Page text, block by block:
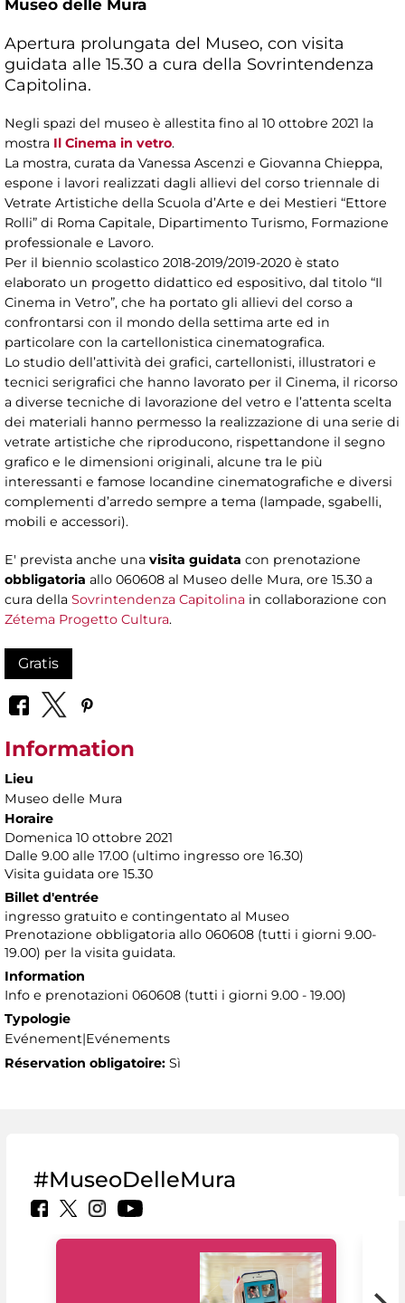
Museo delle Mura
Apertura prolungata del Museo, con visita
guidata alle 15.30 a cura della Sovrintendenza
Capitolina.
Negli spazi del museo è allestita fino al 10 ottobre 2021 la
mostra Il Cinema in vetro.
La mostra, curata da Vanessa Ascenzi e Giovanna Chieppa,
espone i lavori realizzati dagli allievi del corso triennale di
Vetrate Artistiche della Scuola d’Arte e dei Mestieri “Ettore
Rolli” di Roma Capitale, Dipartimento Turismo, Formazione
professionale e Lavoro.
Per il biennio scolastico 2018-2019/2019-2020 è stato
elaborato un progetto didattico ed espositivo, dal titolo “Il
Cinema in Vetro”, che ha portato gli allievi del corso a
confrontarsi con il mondo della settima arte ed in
particolare con la cartellonistica cinematografica.
Lo studio dell’attività dei grafici, cartellonisti, illustratori e
tecnici serigrafici che hanno lavorato per il Cinema, il ricorso
a diverse tecniche di lavorazione del vetro e l’attenta scelta
dei materiali hanno permesso la realizzazione di una serie di
vetrate artistiche che riproducono, rispettandone il segno
grafico e le dimensioni originali, alcune tra le più
interessanti e famose locandine cinematografiche e diversi
complementi d’arredo sempre a tema (lampade, sgabelli,
mobili e accessori).
E' prevista anche una visita guidata con prenotazione
obbligatoria allo 060608 al Museo delle Mura, ore 15.30 a
cura della Sovrintendenza Capitolina in collaborazione con
Zétema Progetto Cultura.
Gratis
Information
Lieu
Museo delle Mura
Horaire
Domenica 10 ottobre 2021
Dalle 9.00 alle 17.00 (ultimo ingresso ore 16.30)
Visita guidata ore 15.30
Billet d'entrée
ingresso gratuito e contingentato al Museo
Prenotazione obbligatoria allo 060608 (tutti i giorni 9.00-
19.00) per la visita guidata.
Information
Info e prenotazioni 060608 (tutti i giorni 9.00 - 19.00)
Typologie
Evénement|Evénements
Réservation obligatoire: Sì
#MuseoDelleMura